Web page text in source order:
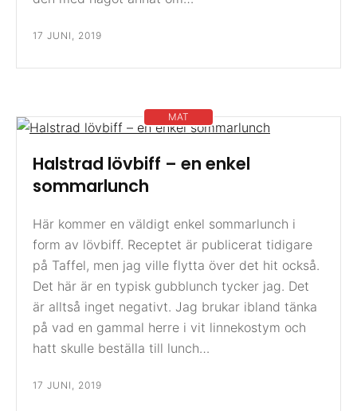
17 JUNI, 2019
MAT
Halstrad lövbiff – en enkel
sommarlunch
Här kommer en väldigt enkel sommarlunch i
form av lövbiff. Receptet är publicerat tidigare
på Taffel, men jag ville flytta över det hit också.
Det här är en typisk gubblunch tycker jag. Det
är alltså inget negativt. Jag brukar ibland tänka
på vad en gammal herre i vit linnekostym och
hatt skulle beställa till lunch…
17 JUNI, 2019